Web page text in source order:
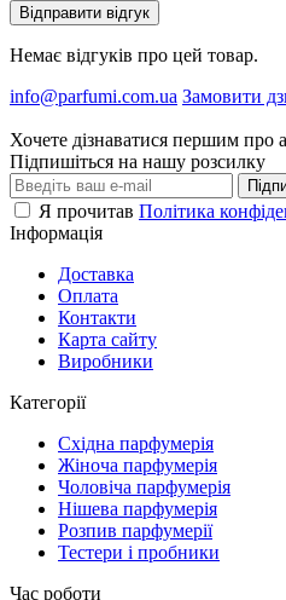
Відправити відгук
Немає відгуків про цей товар.
info@parfumi.com.ua Замовити
Хочете дізнаватися першим про
Підпишіться на нашу розсилку
Я прочитав Політика
Інформація
Доставка
Оплата
Контакти
Карта сайту
Виробники
Категорії
Східна парфумерія
Жіноча парфумерія
Чоловіча парфумерія
Нішева парфумерія
Розпив парфумерії
Тестери і пробники
Час роботи